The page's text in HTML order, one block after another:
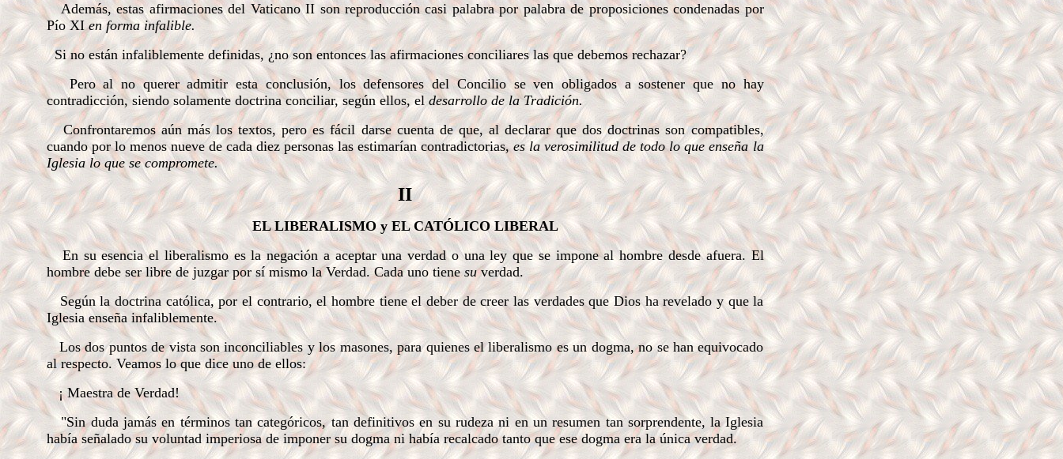
Además, estas afirmaciones del Vaticano II son reproducción casi palabra por palabra de proposiciones condenadas por
Pío XIen forma infalible.
Si no están infaliblemente definidas, ¿no son entonces las afirmaciones conciliares las que debemos rechazar?
Pero al no querer admitir esta conclusión, los defensores del Concilio se ven obligados a sostener que no hay
contradicción, siendo solamente doctrina conciliar, según ellos, el desarrollo de la Tradición.
Confrontaremos aún más los textos, pero es fácil darse cuenta de que, al declarar que dos doctrinas son compatibles,
cuando por lo menos nueve de cada diez personas las estimarían contradictorias,es la verosimilitud de todo lo que enseña la
Iglesia lo que se compromete.
II
EL LIBERALISMO y EL CATÓLICO LIBERAL
En su esencia el liberalismo es la negación a aceptar una verdad o una ley que se impone al hombre desde afuera. El
hombre debe ser libre de juzgar por sí mismo la Verdad. Cada uno tienesuverdad.
Según la doctrina católica, por el contrario, el hombre tiene el deber de creer las verdades que Dios ha revelado y que la
Iglesia enseña infaliblemente.
Los dos puntos de vista son inconciliables y los masones, para quienes el liberalismo es un dogma, no se han equivocado
al respecto. Veamos lo que dice uno de ellos:
¡ Maestra de Verdad!
"Sin duda jamás en términos tan categóricos, tan definitivos en su rudeza ni en un resumen tan sorprendente, la Iglesia
había señalado su voluntad imperiosa de imponer su dogma ni había recalcado tanto que ese dogma era la única verdad.